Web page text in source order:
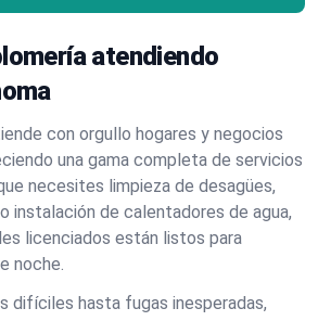
atendiendo
con orgullo hogares y negocios
una gama completa de servicios
necesites limpieza de desagües,
instalación de calentadores de agua,
licenciados están listos para
noche.
difíciles hasta fugas inesperadas,